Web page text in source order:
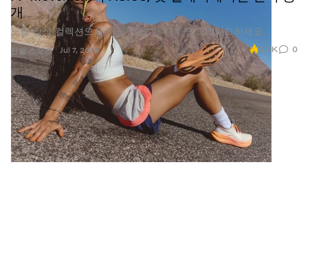
신발 스포츠
개
노을 감성 컬렉션으로 러닝 룩을 한 단계 업그레이드하세요.
Jul 7, 2026 2.3K 0